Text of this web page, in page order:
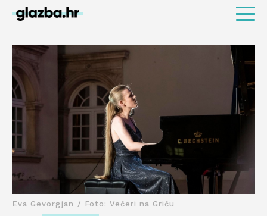
Eva Gevorgjan / Foto: Večeri na Griču